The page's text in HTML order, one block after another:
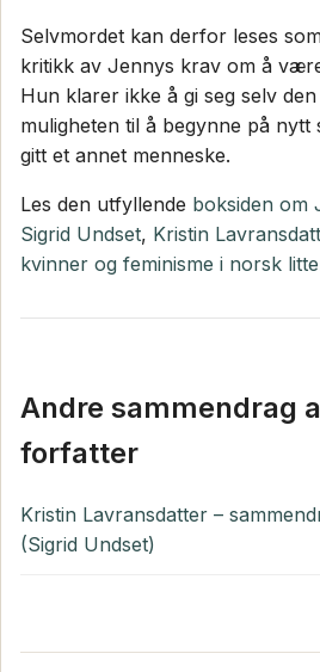
Selvmordet kan derfor leses
kritikk av Jennys krav om å
Hun klarer ikke å gi seg selv
muligheten til å begynne på
gitt et annet menneske.
Les den utfyllende boksiden om
Sigrid Undset, Kristin
kvinner og feminisme i norsk
Andre sammendrag
forfatter
Kristin Lavransdatter –
(Sigrid Undset)